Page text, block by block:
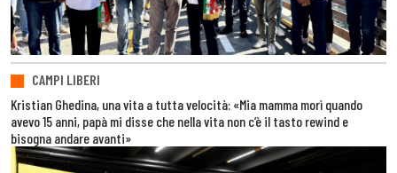
CAMPI LIBERI
Kristian Ghedina, una vita a tutta velocità: «Mia mamma morì quando
avevo 15 anni, papà mi disse che nella vita non c’è il tasto rewind e
bisogna andare avanti»